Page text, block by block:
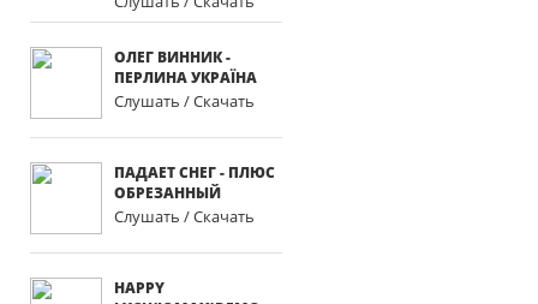
ОЛЕГ ВИННИК -
ПЕРЛИНА УКРАЇНА
Слушать / Скачать
ПАДАЕТ СНЕГ - ПЛЮС
ОБРЕЗАННЫЙ
Слушать / Скачать
HAPPY